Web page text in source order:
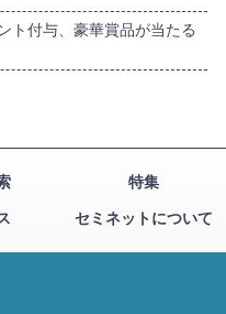
ト付与、豪華賞品が当たる
特集
セミネットについて